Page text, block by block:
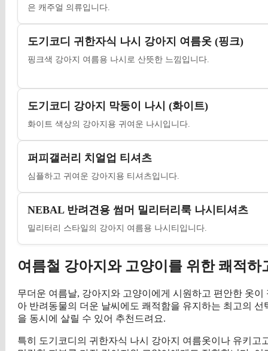
은 캐주얼 의류입니다.
도기코디 귀한자식 나시 강아지 여름옷 (핑크)
핑크색 강아지 여름용 나시로 산뜻한 느낌입니다.
도기코디 강아지 막둥이 나시 (화이트)
화이트 색상의 강아지용 귀여운 나시입니다.
퍼피갤러리 치얼업 티셔츠
심플하고 귀여운 강아지용 티셔츠입니다.
NEBAL 반려견용 썸머 밀리터리룩 나시티셔츠
밀리터리 스타일의 강아지 여름용 나시티입니다.
여름철 강아지와 고양이를 위한 쾌적하
무더운 여름날, 강아지와 고양이에게 시원하고 편안한 옷
아 반려동물의 더운 날씨에도 쾌적함을 유지하는 최고의
을 동시에 살릴 수 있어 추천드려요.
특히 도기코디의 귀한자식 나시 강아지 여름옷이나 유키